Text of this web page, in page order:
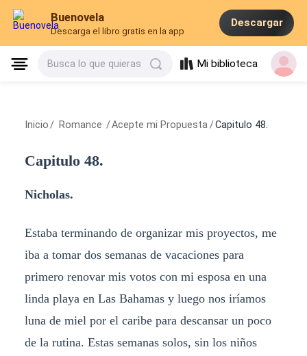
Buenovela
Descarga el libro gratis en la app
Descargar
Busca lo que quieras Mi biblioteca
Inicio / Romance /Acepte mi Propuesta /Capitulo 48.
Capitulo 48.
Nicholas.
Estaba terminando de organizar mis proyectos, me
iba a tomar dos semanas de vacaciones para
primero renovar mis votos con mi esposa en una
linda playa en Las Bahamas y luego nos iríamos
luna de miel por el caribe para descansar un poco
de la rutina. Estas semanas solos, sin los niños